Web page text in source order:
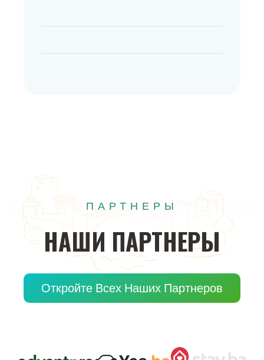
ПАРТНЕРЫ
НАШИ ПАРТНЕРЫ
Откройте Всех Наших Партнеров